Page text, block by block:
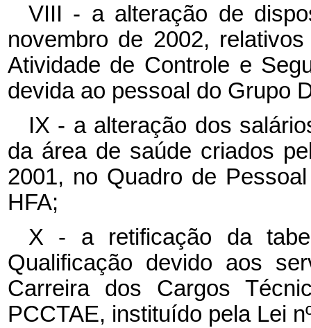
VIII - a alteração de
novembro de 2002,
Atividade de Controle e
devida ao pessoal do Grupo
IX - a alteração dos
da área de saúde criados
2001, no Quadro de
HFA;
X - a retificação da
Qualificação devido aos
Carreira dos Cargos
PCCTAE, instituído pela Lei